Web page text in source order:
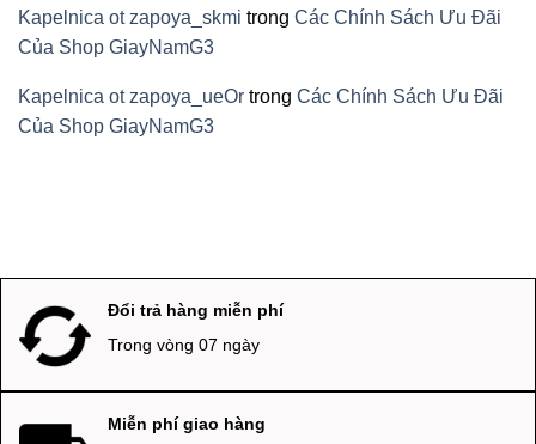
Kapelnica ot zapoya_skmi trong Các Chính Sách Ưu Đãi
Của Shop GiayNamG3
Kapelnica ot zapoya_ueOr trong Các Chính Sách Ưu Đãi
Của Shop GiayNamG3
Đổi trả hàng miễn phí
Trong vòng 07 ngày
Miễn phí giao hàng